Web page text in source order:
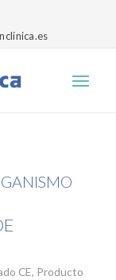
CE, Producto